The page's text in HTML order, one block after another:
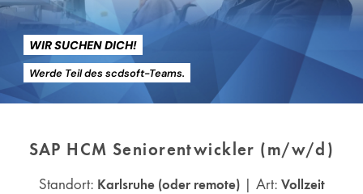
WIR SUCHEN DICH!
Werde Teil des scdsoft-Teams.
SAP HCM Seniorentwickler (m/w/d)
Standort: Karlsruhe (oder remote)| Art: Vollzeit